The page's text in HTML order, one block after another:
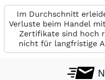
Im Durchschnitt
Verluste beim Handel
Zertifikate sind hoch
nicht für langfristige